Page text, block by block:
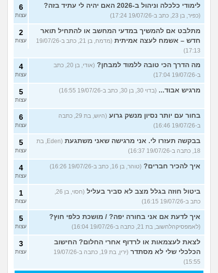
לימודי כלכלה וניהול ב-2026 האם יהיה לי עתיד בזה?
(כפיר, בן 23, כתב ב-19/07/26 17:24)
6
עצות
מתלבט אם להמשיך במדעי המחשב או להתחיל תואר
חדש – אשמח לעצה אמיתית
(מדמח, בן 21, כתב ב-19/07/26
17:13)
2
עצות
מה הדרך הכי טובה ללמוד למבחן?
(אודי, בן 20, כתב
ב-19/07/26 17:04)
4
עצות
מרגיש אבוד... (בדוי 30, בן 30, כתב ב-19/07/26 16:55) 5
עצות
בחור עם יותר נסיון מנשק גרוע
(היוש, בת 29, כתבה
ב-19/07/26 16:46)
6
עצות
בבקשה תעזרו לי. אני מרגישה שאני משתגעת
(Eden, בת
18, כתבה ב-19/07/26 16:37)
5
עצות
איך להכיר חברים? (טוהר, בן 16, כתב ב-19/07/26 16:26) 4
עצות
ביטול חוזה בגלל מצב לא סביר בעליל
(חסוי, בן 26,
כתב ב-19/07/26 16:15)
1
עצות
איך לדעת אם אני בחורה יפה? / מושכת כלפי חוץ?
(לאמפסיקהלחשוב, בת 21, כתבה ב-19/07/26 16:04)
5
עצות
לצאת לעצמאות או לרדוף אחרי החלום? החישוב
הכלכלי שלי לא מסתדר
(ירין, בת 19, כתבה ב-19/07/26
15:55)
3
עצות